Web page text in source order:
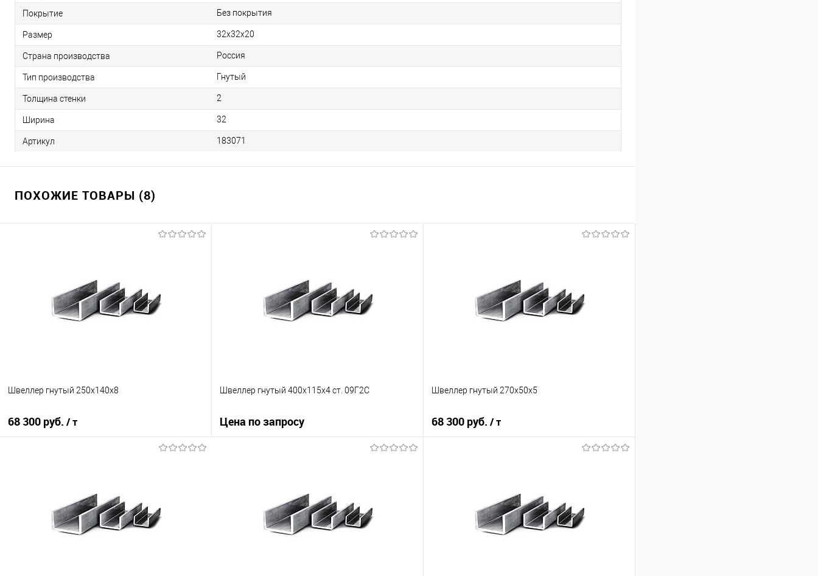
Покрытие Без покрытия
Размер 32х32х20
Страна производства Россия
Тип производства Гнутый
Толщина стенки 2
Ширина 32
Артикул 183071
ПОХОЖИЕ ТОВАРЫ (8)
Швеллер гнутый 250х140х8
68 300 руб. / т
Купить в 1 клик
Сравнение
В избранное
Под заказ
Швеллер гнутый 400х115х4 ст. 09Г2С
Цена по запросу
Купить в 1 клик
Сравнение
В избранное
Под заказ
Швеллер гнутый 270х50х5
68 300 руб. / т
Купить в 1 клик
Сравнение
В избранное
Под заказ